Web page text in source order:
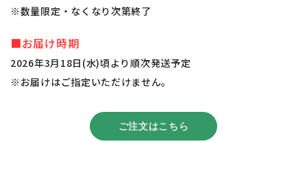
※数量限定・なくなり次第終了
■お届け時期
2026年3月18日(水)頃より順次発送予定
※お届けはご指定いただけません。
ご注文はこちら